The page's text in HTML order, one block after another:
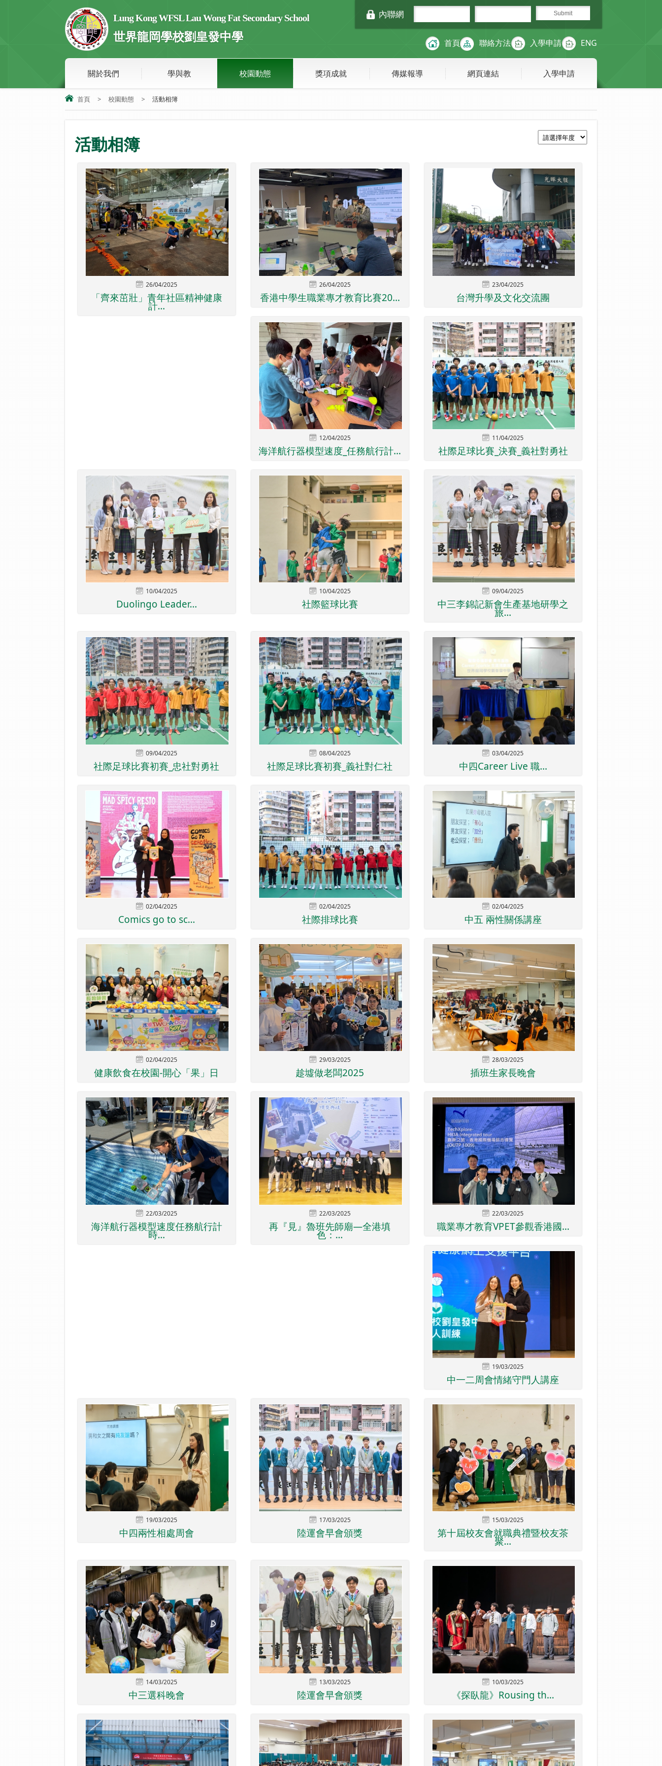
Lung Kong WFSL Lau Wong Fat Secondary School
世界龍岡學校劉皇發中學
內聯網
首頁 聯絡方法 入學申請 ENG
關於我們 學與教 校園動態 獎項成就 傳媒報導 網頁連結 入學申請
首頁 > 校園動態 > 活動相簿
活動相簿
26/04/2025
「齊來茁壯」青年社區精神健康
計...
26/04/2025
香港中學生職業專才教育比賽20...
23/04/2025
台灣升學及文化交流團
12/04/2025
海洋航行器模型速度_任務航行計...
11/04/2025
社際足球比賽_決賽_義社對勇社
10/04/2025
Duolingo Leader...
10/04/2025
社際籃球比賽
09/04/2025
中三李錦記新會生產基地研學之
旅...
09/04/2025
社際足球比賽初賽_忠社對勇社
08/04/2025
社際足球比賽初賽_義社對仁社
03/04/2025
中四Career Live 職...
02/04/2025
Comics go to sc...
02/04/2025
社際排球比賽
02/04/2025
中五 兩性關係講座
02/04/2025
健康飲食在校園-開心「果」日
29/03/2025
趁墟做老闆2025
28/03/2025
插班生家長晚會
22/03/2025
海洋航行器模型速度任務航行計
時...
22/03/2025
再『見』魯班先師廟—全港填
色：...
22/03/2025
職業專才教育VPET參觀香港國...
19/03/2025
中一二周會情緒守門人講座
19/03/2025
中四兩性相處周會
17/03/2025
陸運會早會頒獎
15/03/2025
第十屆校友會就職典禮暨校友茶
聚...
14/03/2025
中三選科晚會
13/03/2025
陸運會早會頒獎
10/03/2025
《探臥龍》Rousing th...